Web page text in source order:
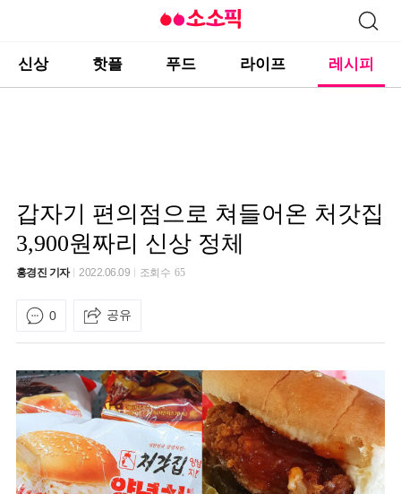
신상 핫플 푸드 라이프 레시피
갑자기 편의점으로 쳐들어온 처갓집
3,900원짜리 신상 정체
홍경진 기자 2022.06.09 조회수65
0 공유